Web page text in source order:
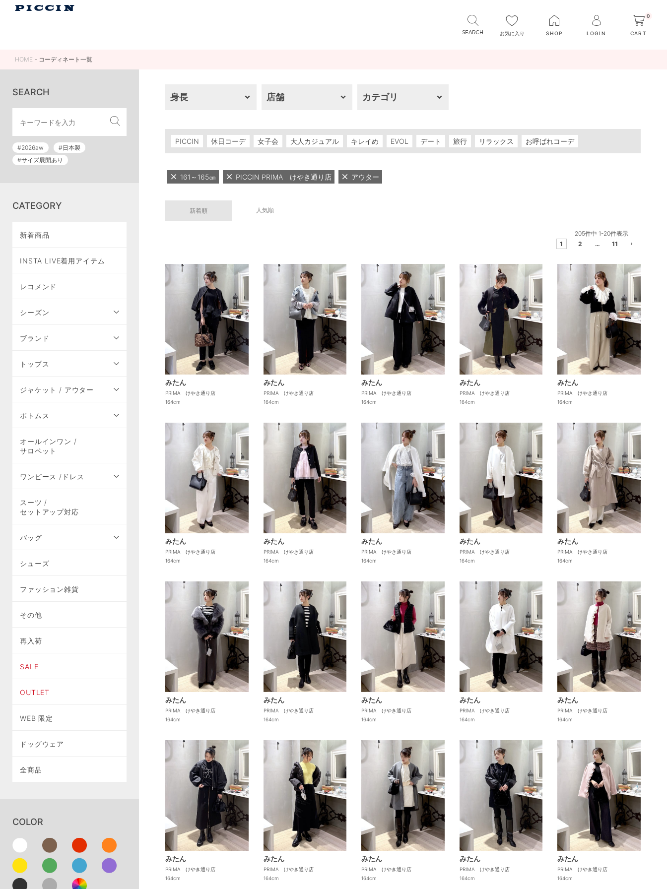
お気に入り SHOP LOGIN
0
CART
HOME コーディネート一覧
SEARCH
#2026aw
#日本製
#サイズ展開あり
CATEGORY
新着商品
INSTA LIVE着用アイテム
レコメンド
シーズン
ブランド
トップス
ジャケット / アウター
ボトムス
オールインワン /
サロペット
ワンピース /ドレス
スーツ /
セットアップ対応
バッグ
シューズ
ファッション雑貨
その他
再入荷
SALE
OUTLET
WEB 限定
ドッグウェア
全商品
COLOR
身長 店舗 カテゴリ
PICCIN 休日コーデ 女子会 大人カジュアル キレイめ EVOL デート 旅行 リラックス お呼ばれコーデ
161～165㎝ PICCIN PRIMA けやき通り店 アウター
新着順 人気順
205件中 1-20件表示
1
2 … 11
みたん
PRIMA けやき通り店
164cm
みたん
PRIMA けやき通り店
164cm
みたん
PRIMA けやき通り店
164cm
みたん
PRIMA けやき通り店
164cm
みたん
PRIMA けやき通り店
164cm
みたん
PRIMA けやき通り店
164cm
みたん
PRIMA けやき通り店
164cm
みたん
PRIMA けやき通り店
164cm
みたん
PRIMA けやき通り店
164cm
みたん
PRIMA けやき通り店
164cm
みたん
PRIMA けやき通り店
164cm
みたん
PRIMA けやき通り店
164cm
みたん
PRIMA けやき通り店
164cm
みたん
PRIMA けやき通り店
164cm
みたん
PRIMA けやき通り店
164cm
みたん
PRIMA けやき通り店
164cm
みたん
PRIMA けやき通り店
164cm
みたん
PRIMA けやき通り店
164cm
みたん
PRIMA けやき通り店
164cm
みたん
PRIMA けやき通り店
164cm